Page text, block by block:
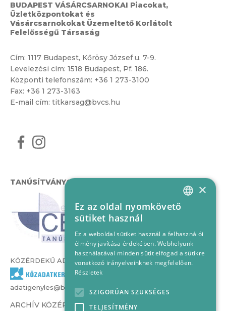
BUDAPEST VÁSÁRCSARNOKAI Piacokat,
Üzletközpontokat és
Vásárcsarnokokat Üzemeltető Korlátolt
Felelősségű Társaság
Cím: 1117 Budapest, Kőrösy József u. 7-9.
Levelezési cím: 1518 Budapest, Pf. 186.
Központi telefonszám: +36 1 273-3100
Fax: +36 1 273-3163
E-mail cím: titkarsag@bvcs.hu
TANÚSÍTVÁNYOK
KÖZÉRDEKŰ ADATOK
adatigenyles@bvcs.hu
ARCHÍV KÖZÉRDEKŰ ADATOK –
HUNGARIAN
×
Ez az oldal nyomkövető
sütiket használ
Ez a weboldal sütiket használ a felhasználói
élmény javítása érdekében. Webhelyünk
használatával minden sütit elfogad a sütikre
vonatkozó irányelveinknek megfelelően.
Részletek
SZIGORÚAN SZÜKSÉGES
TELJESÍTMÉNY